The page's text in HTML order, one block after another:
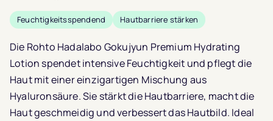
Bewertet mit
4.7von 5,
basierend auf
Kundenbewertungen
Feuchtigkeitsspendend Hautbarriere stärken
Die Rohto Hadalabo Gokujyun Premium Hydrating
Lotion spendet intensive Feuchtigkeit und pflegt die
Haut mit einer einzigartigen Mischung aus
Hyaluronsäure. Sie stärkt die Hautbarriere, macht die
Haut geschmeidig und verbessert das Hautbild. Ideal